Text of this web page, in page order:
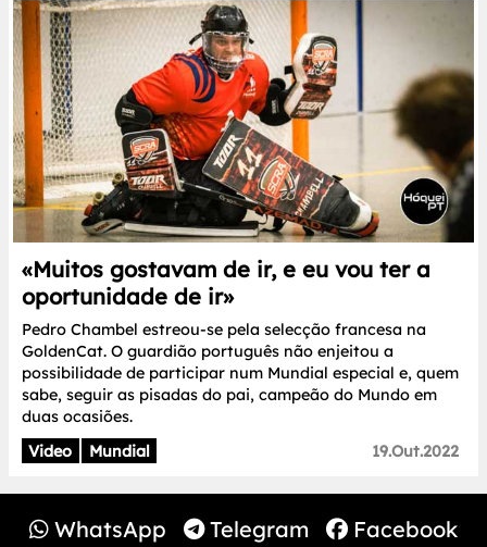
«Muitos gostavam de ir, e eu vou ter a
oportunidade de ir»
Pedro Chambel estreou-se pela selecção francesa na
GoldenCat. O guardião português não enjeitou a
possibilidade de participar num Mundial especial e, quem
sabe, seguir as pisadas do pai, campeão do Mundo em
duas ocasiões.
Video
Mundial 19.Out.2022
WhatsApp Telegram Facebook